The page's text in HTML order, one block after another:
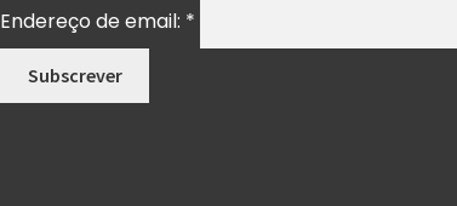
Endereço de email: *